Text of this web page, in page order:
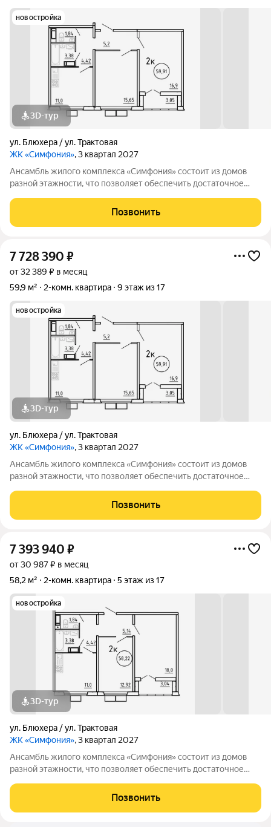
новостройка
3D-тур
ул. Блюхера / ул. Трактовая
ЖК «Симфония», 3 квартал 2027
Ансамбль жилого комплекса «Симфония» состоит из домов
разной этажности, что позволяет обеспечить достаточное
времени и предлагаем квартиры с уже готовой базовой
отделкой. Заезжайте и живите! ЖК
Позвонить
7 728 390 ₽
от 32 389 ₽ в месяц
59,9 м²
2-комн. квартира 9 этаж из 17
новостройка
3D-тур
ул. Блюхера / ул. Трактовая
ЖК «Симфония», 3 квартал 2027
Ансамбль жилого комплекса «Симфония» состоит из домов
разной этажности, что позволяет обеспечить достаточное
времени и предлагаем квартиры с уже готовой базовой
отделкой. Заезжайте и живите! ЖК
Позвонить
7 393 940 ₽
от 30 987 ₽ в месяц
58,2 м²
2-комн. квартира 5 этаж из 17
новостройка
3D-тур
ул. Блюхера / ул. Трактовая
ЖК «Симфония», 3 квартал 2027
Ансамбль жилого комплекса «Симфония» состоит из домов
разной этажности, что позволяет обеспечить достаточное
времени и предлагаем квартиры с уже готовой базовой
отделкой. Заезжайте и живите! ЖК
Позвонить